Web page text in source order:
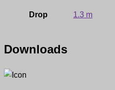
Drop 1.3 m
Downloads